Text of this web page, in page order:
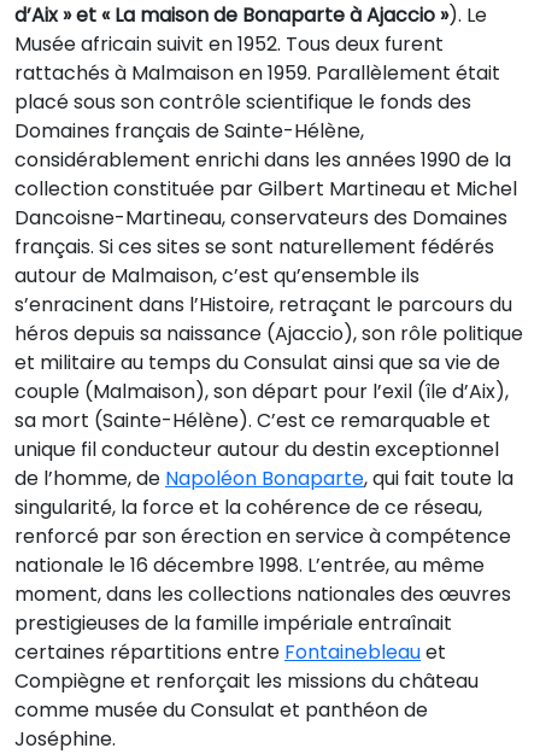
d’Aix » et « La maison de Bonaparte à Ajaccio »). Le
Musée africain suivit en 1952. Tous deux furent
rattachés à Malmaison en 1959. Parallèlement était
placé sous son contrôle scientifique le fonds des
Domaines français de Sainte-Hélène,
considérablement enrichi dans les années 1990 de la
collection constituée par Gilbert Martineau et Michel
Dancoisne-Martineau, conservateurs des Domaines
français. Si ces sites se sont naturellement fédérés
autour de Malmaison, c’est qu’ensemble ils
s’enracinent dans l’Histoire, retraçant le parcours du
héros depuis sa naissance (Ajaccio), son rôle politique
et militaire au temps du Consulat ainsi que sa vie de
couple (Malmaison), son départ pour l’exil (île d’Aix),
sa mort (Sainte-Hélène). C’est ce remarquable et
unique fil conducteur autour du destin exceptionnel
de l’homme, de Napoléon Bonaparte, qui fait toute la
singularité, la force et la cohérence de ce réseau,
renforcé par son érection en service à compétence
nationale le 16 décembre 1998. L’entrée, au même
moment, dans les collections nationales des œuvres
prestigieuses de la famille impériale entraînait
certaines répartitions entre Fontainebleauet
Compiègne et renforçait les missions du château
comme musée du Consulat et panthéon de
Joséphine.